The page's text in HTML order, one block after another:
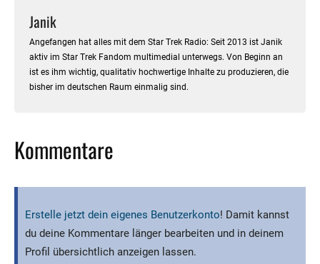
Janik
Angefangen hat alles mit dem Star Trek Radio: Seit 2013 ist Janik
aktiv im Star Trek Fandom multimedial unterwegs. Von Beginn an
ist es ihm wichtig, qualitativ hochwertige Inhalte zu produzieren, die
bisher im deutschen Raum einmalig sind.
Kommentare
Erstelle jetzt dein eigenes Benutzerkonto! Damit kannst
du deine Kommentare länger bearbeiten und in deinem
Profil übersichtlich anzeigen lassen.